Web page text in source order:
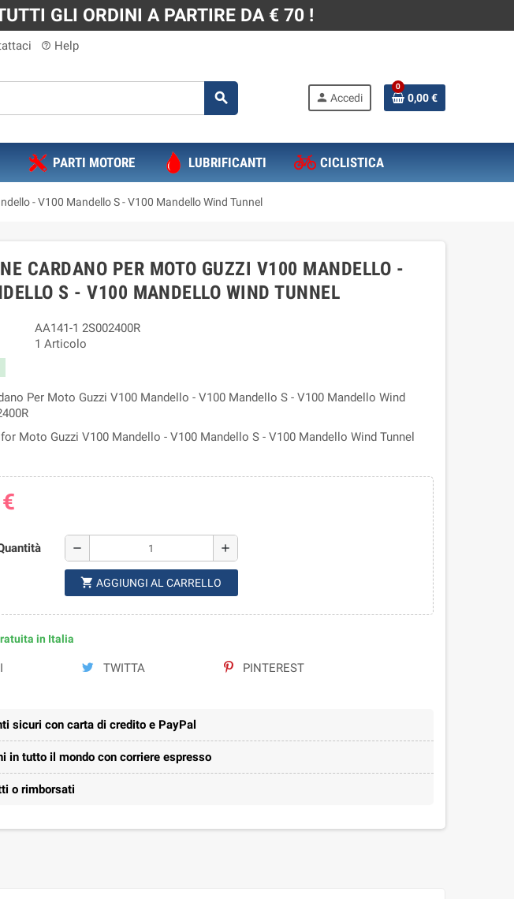
GLI ORDINI A PARTIRE DA € 70 !
help_outline Help
search person Accedi
0
0,00 €
PARTI MOTORE LUBRIFICANTI CICLISTICA
- V100 Mandello S - V100 Mandello Wind Tunnel
CARDANO PER MOTO GUZZI V100 MANDELLO -
S - V100 MANDELLO WIND TUNNEL
AA141-1 2S002400R
1 Articolo
Per Moto Guzzi V100 Mandello - V100 Mandello S - V100 Mandello Wind
for Moto Guzzi V100 Mandello - V100 Mandello S - V100 Mandello Wind Tunnel
remove add
shopping_cart AGGIUNGI AL CARRELLO
in Italia
TWITTA PINTEREST
sicuri con carta di credito e PayPal
in tutto il mondo con corriere espresso
o rimborsati